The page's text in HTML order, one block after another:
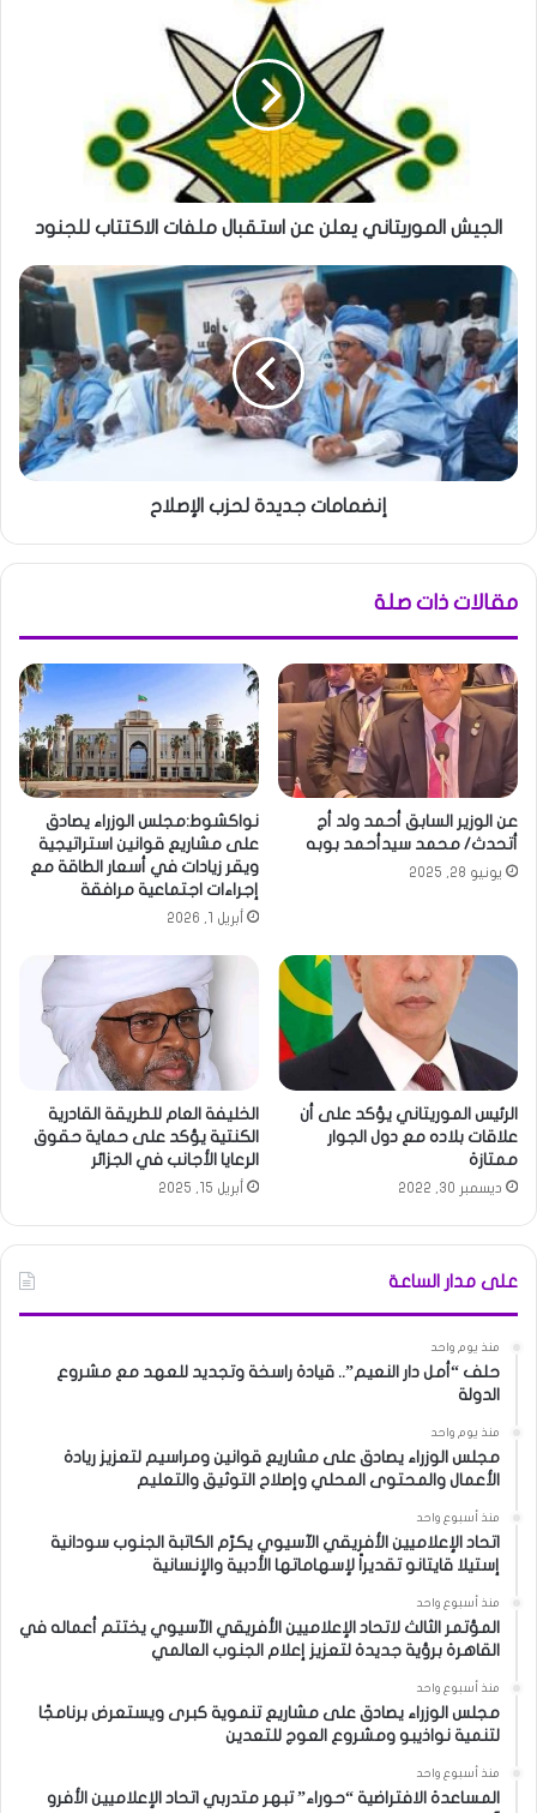
الجيش الموريتاني يعلن عن استقبال ملفات الاكتتاب للجنود
إنضمامات جديدة لحزب الإصلاح
مقالات ذات صلة
عن الوزير السابق أحمد ولد أج
أتحدث/ محمد سيدأحمد بوبه
يونيو 28, 2025
نواكشوط:مجلس الوزراء يصادق
على مشاريع قوانين استراتيجية
ويقر زيادات في أسعار الطاقة مع
إجراءات اجتماعية مرافقة
أبريل 1, 2026
الرئيس الموريتاني يؤكد على أن
علاقات بلاده مع دول الجوار
ممتازة
ديسمبر 30, 2022
الخليفة العام للطريقة القادرية
الكنتية يؤكد على حماية حقوق
الرعايا الأجانب في الجزائر
أبريل 15, 2025
على مدار الساعة
منذ يوم واحد
حلف “أمل دار النعيم”.. قيادة راسخة وتجديد للعهد مع مشروع
الدولة
منذ يوم واحد
مجلس الوزراء يصادق على مشاريع قوانين ومراسيم لتعزيز ريادة
الأعمال والمحتوى المحلي وإصلاح التوثيق والتعليم
منذ أسبوع واحد
اتحاد الإعلاميين الأفريقي الآسيوي يكرّم الكاتبة الجنوب سودانية
إستيلا قايتانو تقديراً لإسهاماتها الأدبية والإنسانية
منذ أسبوع واحد
المؤتمر الثالث لاتحاد الإعلاميين الأفريقي الآسيوي يختتم أعماله في
القاهرة برؤية جديدة لتعزيز إعلام الجنوب العالمي
منذ أسبوع واحد
مجلس الوزراء يصادق على مشاريع تنموية كبرى ويستعرض برنامجًا
لتنمية نواذيبو ومشروع العوج للتعدين
منذ أسبوع واحد
المساعدة الافتراضية “حوراء” تبهر متدربي اتحاد الإعلاميين الأفرو